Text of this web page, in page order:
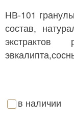
НВ-101
состав,
экстрактов
в наличии